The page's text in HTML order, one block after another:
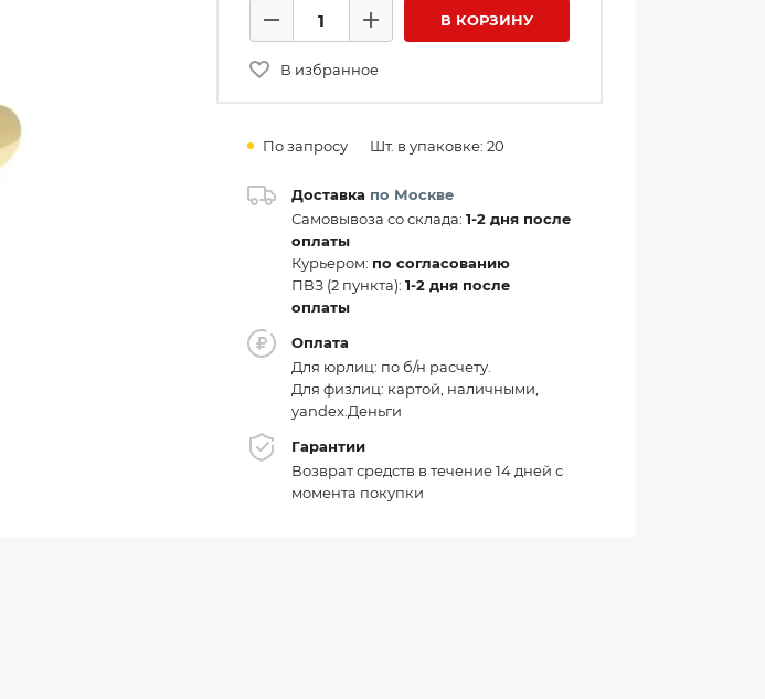
Количество товаров
Минус
Плюс В КОРЗИНУ
В избранное
По запросу Шт. в упаковке: 20
Доставка по Москве
Самовывоза со склада: 1-2 дня после
оплаты
Курьером: по согласованию
ПВЗ (2 пункта): 1-2 дня после
оплаты
Оплата
Для юрлиц: по б/н расчету.
Для физлиц: картой, наличными,
yandex.Деньги
Гарантии
Возврат средств в течение 14 дней с
момента покупки